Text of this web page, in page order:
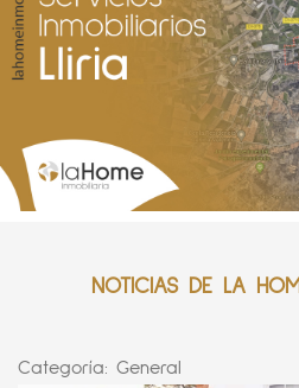
NOTICIAS DE LA
Categoría: General